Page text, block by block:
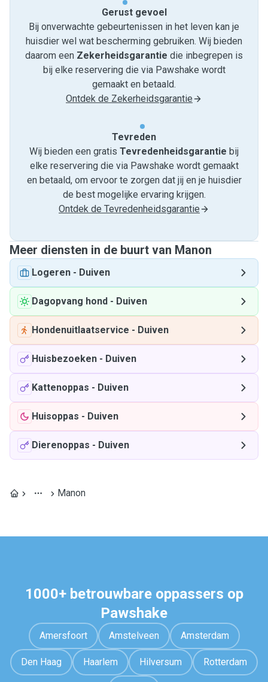
Gerust gevoel
Bij onverwachte gebeurtenissen in het leven kan je
huisdier wel wat bescherming gebruiken. Wij bieden
daarom een Zekerheidsgarantie die inbegrepen is
bij elke reservering die via Pawshake wordt
gemaakt en betaald.
Ontdek de Zekerheidsgarantie
Tevreden
Wij bieden een gratis Tevredenheids­garantie bij
elke reservering die via Pawshake wordt gemaakt
en betaald, om ervoor te zorgen dat jij en je huisdier
de best mogelijke ervaring krijgen.
Ontdek de Tevredenheidsgarantie
Meer diensten in de buurt van Manon
Logeren - Duiven
Dagopvang hond - Duiven
Hondenuitlaatservice - Duiven
Huisbezoeken - Duiven
Kattenoppas - Duiven
Huisoppas - Duiven
Dierenoppas - Duiven
Manon
1000+ betrouwbare oppassers op
Pawshake
Amersfoort Amstelveen Amsterdam
Den Haag Haarlem Hilversum Rotterdam